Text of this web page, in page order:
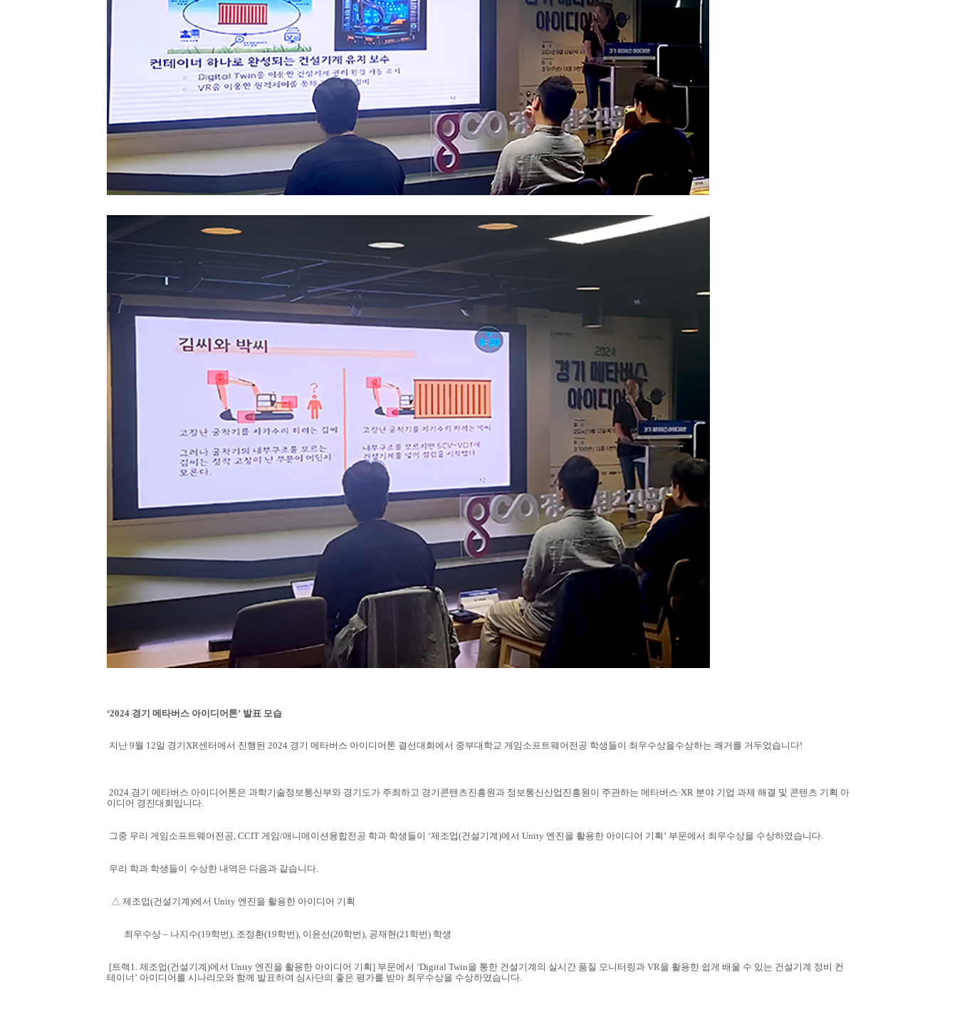
‘2024 경기 메타버스 아이디어톤’ 발표 모습
지난 9월 12일 경기XR센터에서 진행된 2024 경기 메타버스 아이디어톤 결선대회에서 중부대학교 게임소프트웨어전공 학생들이 최우수상을수상하는 쾌거를 거두었습니다!
2024 경기 메타버스 아이디어톤은 과학기술정보통신부와 경기도가 주최하고 경기콘텐츠진흥원과 정보통신산업진흥원이 주관하는 메타버스·XR 분야 기업 과제 해결 및 콘텐츠 기획 아
이디어 경진대회입니다.
그중 우리 게임소프트웨어전공, CCIT 게임/애니메이션융합전공 학과 학생들이 ‘제조업(건설기계)에서 Unity 엔진을 활용한 아이디어 기획’ 부문에서 최우수상을 수상하였습니다.
우리 학과 학생들이 수상한 내역은 다음과 같습니다.
△ 제조업(건설기계)에서 Unity 엔진을 활용한 아이디어 기획
최우수상 – 나지수(19학번), 조정환(19학번), 이윤선(20학번), 공재현(21학번) 학생
[트랙1. 제조업(건설기계)에서 Unity 엔진을 활용한 아이디어 기획] 부문에서 ‘Digital Twin을 통한 건설기계의 실시간 품질 모니터링과 VR을 활용한 쉽게 배울 수 있는 건설기계 정비 컨
테이너’ 아이디어를 시나리오와 함께 발표하여 심사단의 좋은 평가를 받아 최우수상을 수상하였습니다.